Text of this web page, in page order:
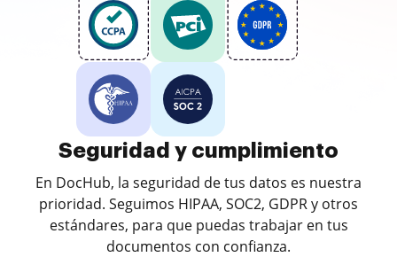
Seguridad y cumplimiento
En DocHub, la seguridad de tus datos es nuestra
prioridad. Seguimos HIPAA, SOC2, GDPR y otros
estándares, para que puedas trabajar en tus
documentos con confianza.